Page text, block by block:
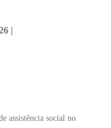
|
assistência social no